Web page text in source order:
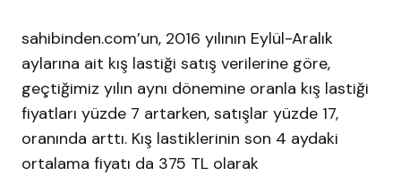
sahibinden.com’un, 2016 yılının Eylül-Aralık
aylarına ait kış lastiği satış verilerine göre,
geçtiğimiz yılın aynı dönemine oranla kış lastiği
fiyatları yüzde 7 artarken, satışlar yüzde 17,
oranında arttı. Kış lastiklerinin son 4 aydaki
ortalama fiyatı da 375 TL olarak